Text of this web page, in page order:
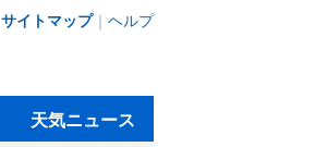
サイトマップ｜ ヘルプ
天気ニュース